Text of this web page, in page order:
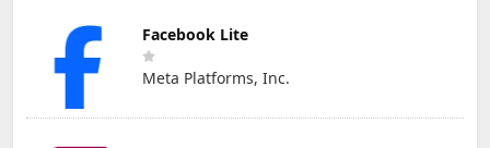
Facebook Lite
Meta Platforms, Inc.